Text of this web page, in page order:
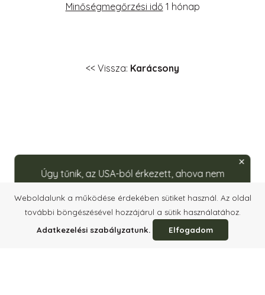
Minőségmegőrzési idő 1 hónap
<< Vissza: Karácsony
Bejelentkezés Gyorsrendelés Impresszum
Info+ÁSZF
Támogatás
Adatvédelem Elérhetőség HU
Úgy tűnik, az USA-ból érkezett, ahova nem
látogasson el partnerünk weboldalára:
caputos.com/rozsavolgyi.
Weboldalunk a működése érdekében sütiket használ. Az oldal
további böngészésével hozzájárul a sütik használatához.
Adatkezelési szabályzatunk.
Elfogadom